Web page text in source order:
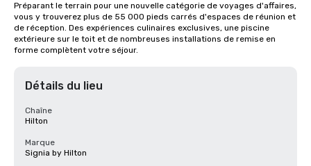
Préparant le terrain pour une nouvelle catégorie de voyages d'affaires,
vous y trouverez plus de 55 000 pieds carrés d'espaces de réunion et
de réception. Des expériences culinaires exclusives, une piscine
extérieure sur le toit et de nombreuses installations de remise en
forme complètent votre séjour.
Détails du lieu
Chaîne
Hilton
Marque
Signia by Hilton